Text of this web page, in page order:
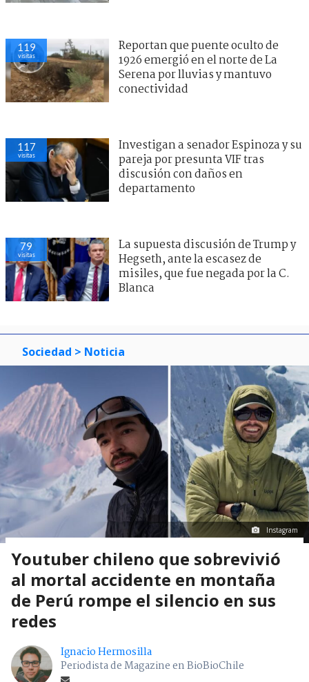
119
visitas
Reportan que puente oculto de
1926 emergió en el norte de La
Serena por lluvias y mantuvo
conectividad
117
visitas
Investigan a senador Espinoza y su
pareja por presunta VIF tras
discusión con daños en
departamento
79
visitas
La supuesta discusión de Trump y
Hegseth, ante la escasez de
misiles, que fue negada por la C.
Blanca
Sociedad > Noticia
Instagram
Youtuber chileno que sobrevivió
al mortal accidente en montaña
de Perú rompe el silencio en sus
redes
Ignacio Hermosilla
Periodista de Magazine en BioBioChile